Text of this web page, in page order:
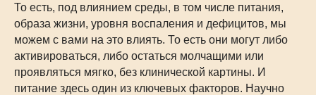
То есть, под влиянием среды, в том числе питания,
образа жизни, уровня воспаления и дефицитов, мы
можем с вами на это влиять. То есть они могут либо
активироваться, либо остаться молчащими или
проявляться мягко, без клинической картины. И
питание здесь один из ключевых факторов. Научно